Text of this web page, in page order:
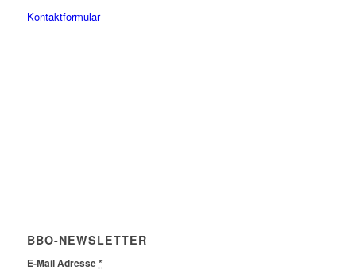
Kontaktformular
BBO-NEWSLETTER
E-Mail Adresse*